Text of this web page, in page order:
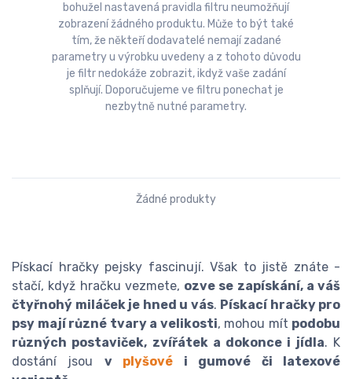
bohužel nastavená pravidla filtru neumožňují
zobrazení žádného produktu. Může to být také
tím, že někteří dodavatelé nemají zadané
parametry u výrobku uvedeny a z tohoto důvodu
je filtr nedokáže zobrazit, ikdyž vaše zadání
splňují. Doporučujeme ve filtru ponechat je
nezbytně nutné parametry.
Žádné produkty
Pískací hračky pejsky fascinují. Však to jistě znáte -
stačí, když hračku vezmete, ozve se zapískání, a váš
čtyřnohý miláček je hned u vás. Pískací hračky pro
psy mají různé tvary a velikosti, mohou mít podobu
různých postaviček, zvířátek a dokonce i jídla. K
dostání jsou v plyšové i gumové či latexové